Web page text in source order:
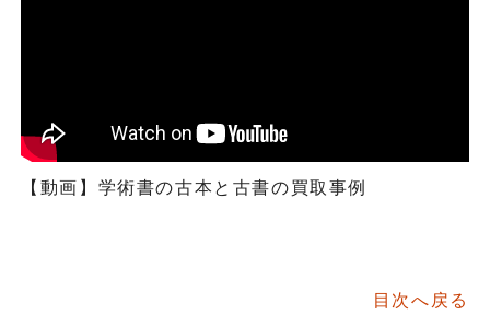
【動画】学術書の古本と古書の買取事例
目次へ戻る